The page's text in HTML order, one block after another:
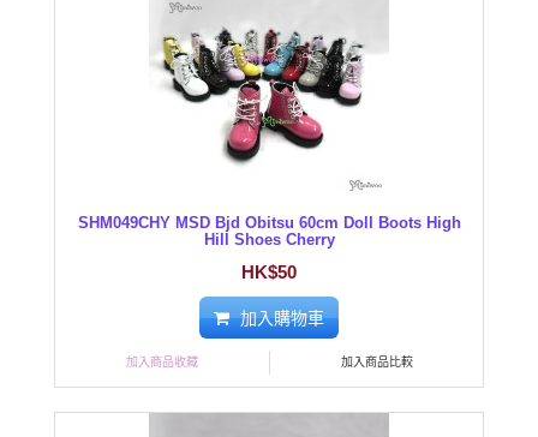
SHM049CHY MSD Bjd Obitsu 60cm Doll Boots High
Hill Shoes Cherry
HK$50
加入購物車
加入商品收藏 加入商品比較